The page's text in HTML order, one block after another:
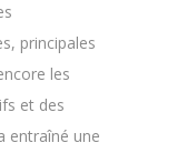
principales
les
et des
entraîné une